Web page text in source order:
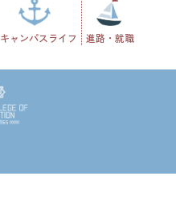
キャンパスライフ 進路・就職